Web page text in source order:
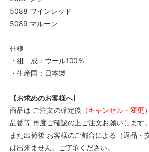
5088 ワインレッド
5089 マルーン
仕様
・組 成：ウール100％
・生産国：日本製
【お求めのお客様へ】
商品は ご注文の確定後 （キャンセル・変更）
品番等 再度ご確認の上ご注文お願いします。
また出荷後 お客様のご都合による（返品・
は出来ません。ご了承ください。